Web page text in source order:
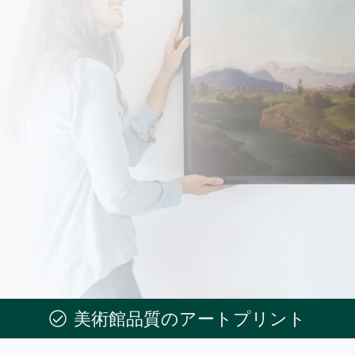
美術館品質のアートプリント